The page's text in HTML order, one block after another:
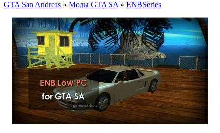
GTA San Andreas » Моды GTA SA» ENBSeries